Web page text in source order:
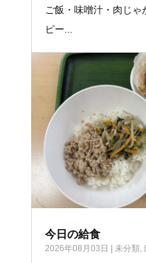
ご飯・味噌汁・肉じ
ピー...
今日の給食
2026年08月03日 | 未分類,